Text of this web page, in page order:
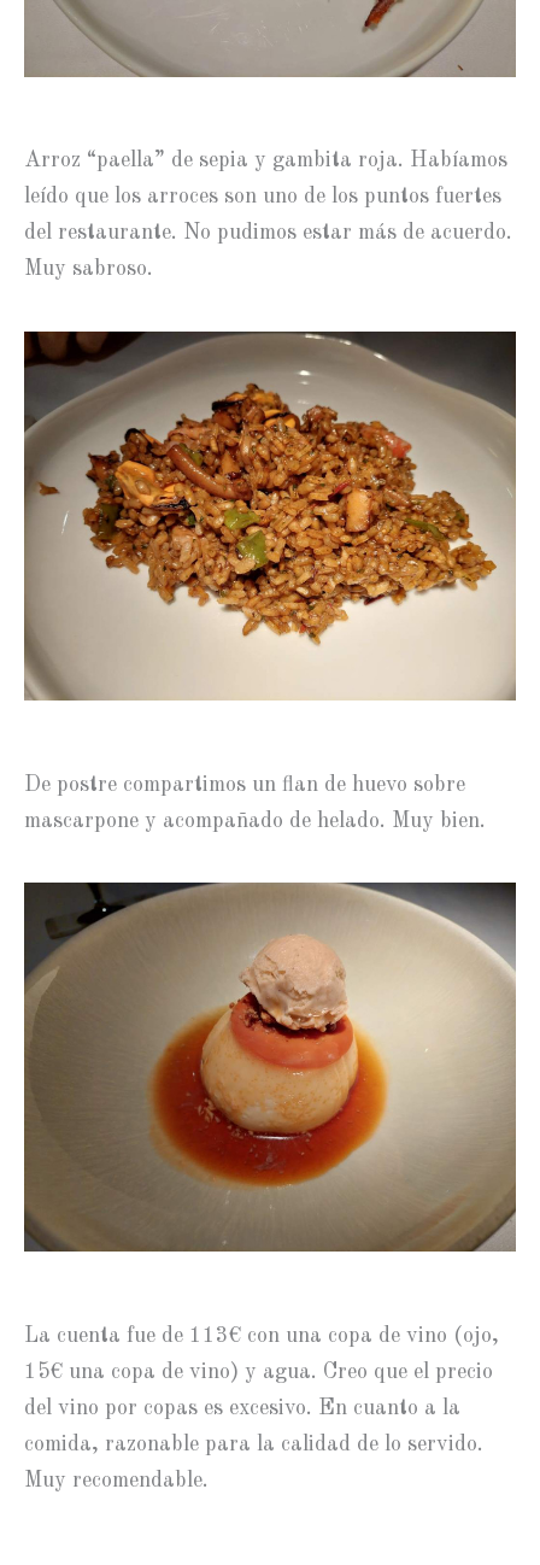
Arroz “paella” de sepia y gambita roja. Habíamos
leído que los arroces son uno de los puntos fuertes
del restaurante. No pudimos estar más de acuerdo.
Muy sabroso.
De postre compartimos un flan de huevo sobre
mascarpone y acompañado de helado. Muy bien.
La cuenta fue de 113€ con una copa de vino (ojo,
15€ una copa de vino) y agua. Creo que el precio
del vino por copas es excesivo. En cuanto a la
comida, razonable para la calidad de lo servido.
Muy recomendable.